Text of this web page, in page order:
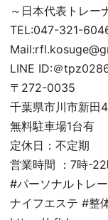
～日本代表トレー
TEL:047-321-
LINE ID:＠
〒272-0035
千葉県市川市新
無料駐車場1台有
定休日：不定期
営業時間 ：7時-
#パーソナルトレ
ナイフエステ #整